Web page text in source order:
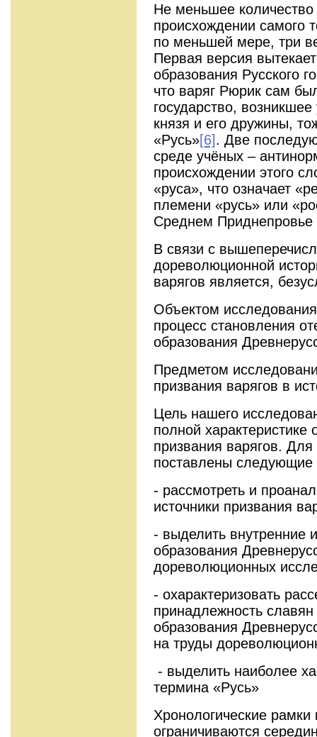
Не меньшее
происхождении самого
по меньшей мере, три
Первая версия
образования Русского
что варяг Рюрик сам
государство,
князя и его дружины,
«Русь»[6]. Две
среде учёных –
происхождении этого
«руса», что означает
племени «русь» или
Среднем Приднепровье
В связи с
дореволюционной
варягов является,
Объектом
процесс становления
образования
Предметом
призвания варягов в
Цель нашего
полной характеристике
призвания варягов.
поставлены следующие
- рассмотреть и
источники призвания
- выделить внутренние
образования
дореволюционных
- охарактеризовать
принадлежность
образования
на труды
- выделить наиболее
термина «Русь»
Хронологические рамки
ограничиваются